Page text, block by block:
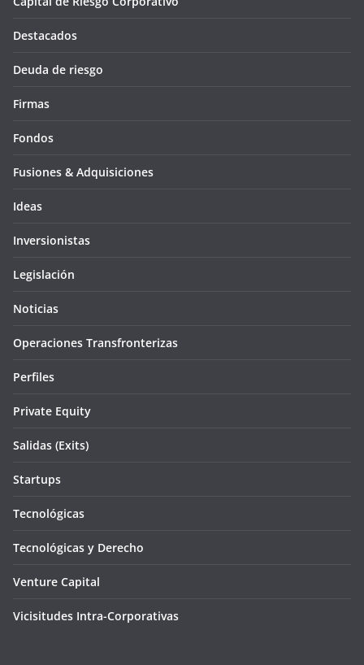
Destacados
Deuda de riesgo
Firmas
Fondos
Fusiones & Adquisiciones
Ideas
Inversionistas
Legislación
Noticias
Operaciones Transfronterizas
Perfiles
Private Equity
Salidas (Exits)
Startups
Tecnológicas
Tecnológicas y Derecho
Venture Capital
Vicisitudes Intra-Corporativas